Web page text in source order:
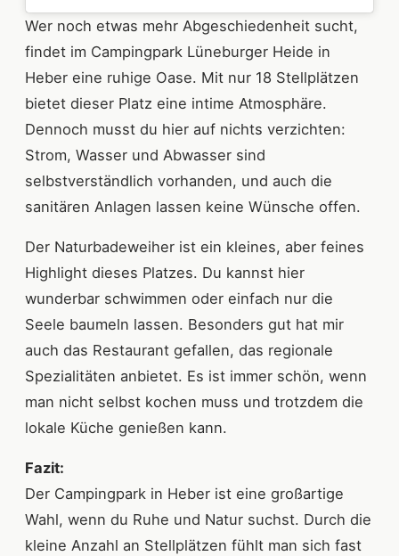
Wer noch etwas mehr Abgeschiedenheit sucht,
findet im Campingpark Lüneburger Heide in
Heber eine ruhige Oase. Mit nur 18 Stellplätzen
bietet dieser Platz eine intime Atmosphäre.
Dennoch musst du hier auf nichts verzichten:
Strom, Wasser und Abwasser sind
selbstverständlich vorhanden, und auch die
sanitären Anlagen lassen keine Wünsche offen.
Der Naturbadeweiher ist ein kleines, aber feines
Highlight dieses Platzes. Du kannst hier
wunderbar schwimmen oder einfach nur die
Seele baumeln lassen. Besonders gut hat mir
auch das Restaurant gefallen, das regionale
Spezialitäten anbietet. Es ist immer schön, wenn
man nicht selbst kochen muss und trotzdem die
lokale Küche genießen kann.
Fazit:
Der Campingpark in Heber ist eine großartige
Wahl, wenn du Ruhe und Natur suchst. Durch die
kleine Anzahl an Stellplätzen fühlt man sich fast